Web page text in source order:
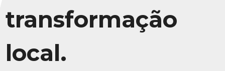
transformação
local.